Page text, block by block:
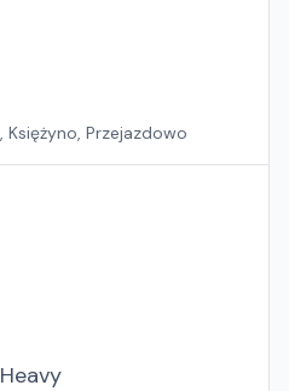
Księżyno, Przejazdowo